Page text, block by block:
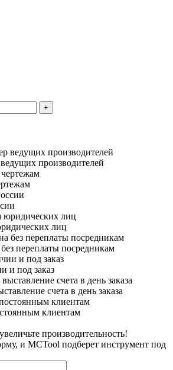
+
ведущих производителей
лиц
без переплаты посредникам
и под заказ
счета в день заказа
клиентам
производительность!
и MCTool подберет инструмент под